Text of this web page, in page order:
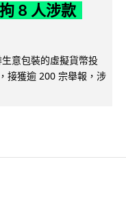
8 人涉款
意包裝的虛擬貨幣投
接獲逾 200 宗舉報，涉